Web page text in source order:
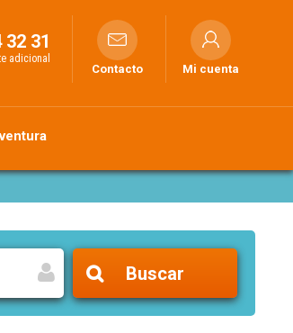
32 31
adicional
Contacto Mi cuenta
Buscar